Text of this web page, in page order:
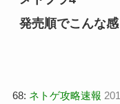
発売順でこんな
68: ネトゲ攻略速報